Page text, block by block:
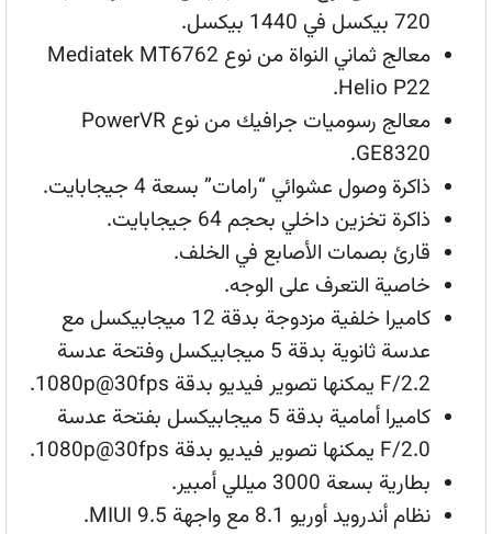
720 بيكسل في 1440 بيكسل.
معالج ثماني النواة من نوع Mediatek MT6762
Helio P22.
معالج رسوميات جرافيك من نوع PowerVR
GE8320.
ذاكرة وصول عشوائي “رامات” بسعة 4 جيجابايت.
ذاكرة تخزين داخلي بحجم 64 جيجابايت.
قارئ بصمات الأصابع في الخلف.
خاصية التعرف على الوجه.
كاميرا خلفية مزدوجة بدقة 12 ميجابيكسل مع
عدسة ثانوية بدقة 5 ميجابيكسل وفتحة عدسة
F/2.2 يمكنها تصوير فيديو بدقة 1080p@30fps.
كاميرا أمامية بدقة 5 ميجابيكسل بفتحة عدسة
F/2.0 يمكنها تصوير فيديو بدقة 1080p@30fps.
بطارية بسعة 3000 ميللي أمبير.
نظام أندرويد أوريو 8.1 مع واجهة MIUI 9.5.